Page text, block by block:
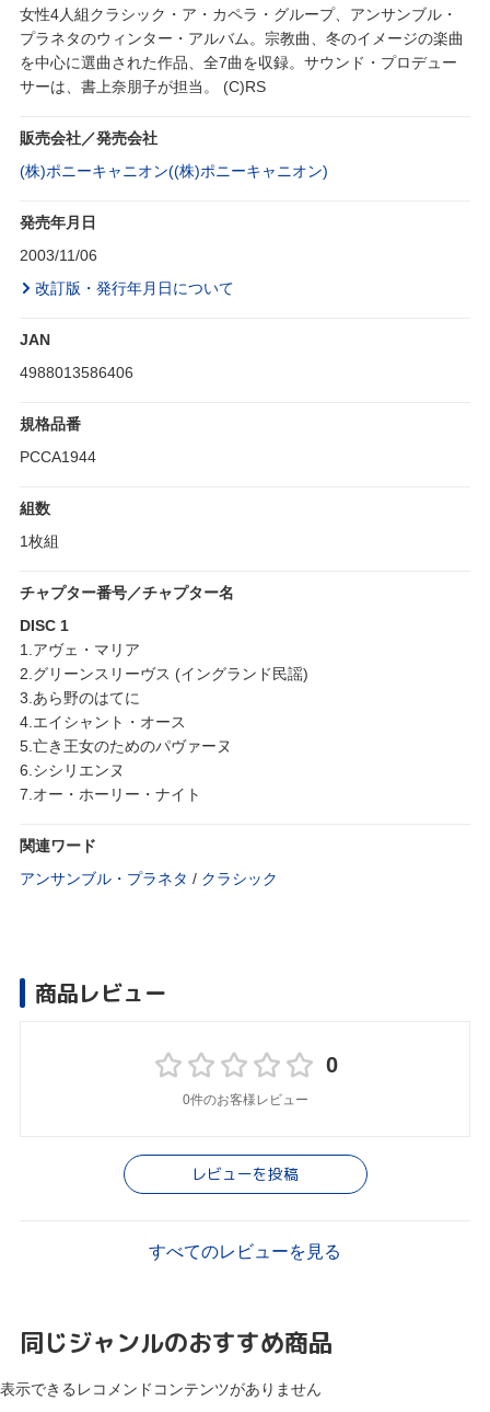
女性4人組クラシック・ア・カペラ・グループ、アンサンブル・
プラネタのウィンター・アルバム。宗教曲、冬のイメージの楽曲
を中心に選曲された作品、全7曲を収録。サウンド・プロデュー
サーは、書上奈朋子が担当。 (C)RS
販売会社／発売会社
(株)ポニーキャニオン((株)ポニーキャニオン)
発売年月日
2003/11/06
改訂版・発行年月日について
JAN
4988013586406
規格品番
PCCA1944
組数
1枚組
チャプター番号／チャプター名
DISC 1
1.アヴェ・マリア
2.グリーンスリーヴス (イングランド民謡)
3.あら野のはてに
4.エイシャント・オース
5.亡き王女のためのパヴァーヌ
6.シシリエンヌ
7.オー・ホーリー・ナイト
関連ワード
アンサンブル・プラネタ / クラシック
商品レビュー
0
0件のお客様レビュー
レビューを投稿
すべてのレビューを見る
同じジャンルのおすすめ商品
表示できるレコメンドコンテンツがありません